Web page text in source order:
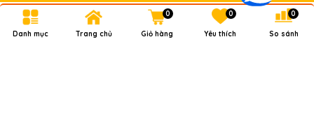
Danh mục Trang chủ Giỏ hàng
0
Yêu thích
0
So sánh
0